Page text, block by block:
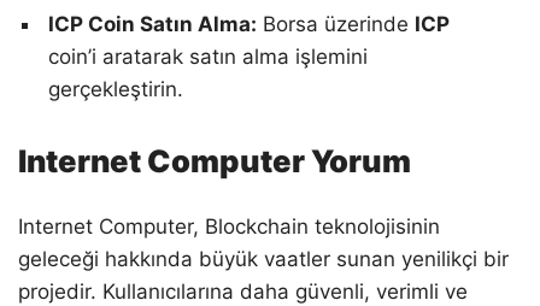
ICP Coin Satın Alma: Borsa üzerinde ICP
coin’i aratarak satın alma işlemini
gerçekleştirin.
Internet Computer Yorum
Internet Computer, Blockchain teknolojisinin
geleceği hakkında büyük vaatler sunan yenilikçi bir
projedir. Kullanıcılarına daha güvenli, verimli ve